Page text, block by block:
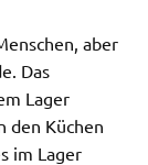
aber
Das
Lager
den Küchen
im Lager